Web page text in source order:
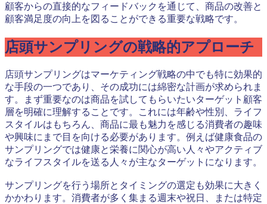
顧客からの直接的なフィードバックを通じて、商品の改善と
顧客満足度の向上を図ることができる重要な戦略です。
店頭サンプリングの戦略的アプローチ
店頭サンプリングはマーケティング戦略の中でも特に効果的
な手段の一つであり、その成功には綿密な計画が求められま
す。まず重要なのは商品を試してもらいたいターゲット顧客
層を明確に理解することです。これには年齢や性別、ライフ
スタイルはもちろん、商品に最も魅力を感じる消費者の趣味
や興味にまで目を向ける必要があります。例えば健康食品の
サンプリングでは健康と栄養に関心が高い人々やアクティブ
なライフスタイルを送る人々が主なターゲットになります。
サンプリングを行う場所とタイミングの選定も効果に大きく
かかわります。消費者が多く集まる週末や祝日、または特定